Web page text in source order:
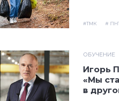
#ТМК #
ОБУЧЕНИЕ
Игорь
«Мы
в